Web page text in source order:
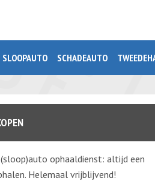
SLOOPAUTO SCHADEAUTO
ophaaldienst: altijd een
Helemaal vrijblijvend!